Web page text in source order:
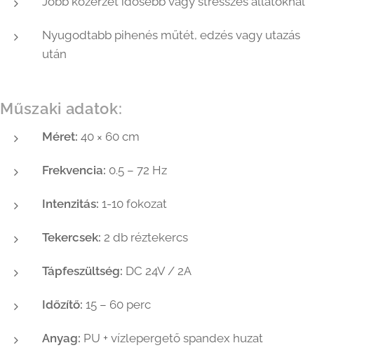
Nyugodtabb pihenés műtét, edzés vagy utazás
után
Műszaki adatok:
Méret: 40 × 60 cm
Frekvencia: 0.5 – 72 Hz
Intenzitás: 1-10 fokozat
Tekercsek: 2 db réztekercs
Tápfeszültség: DC 24V / 2A
Időzítő: 15 – 60 perc
Anyag: PU + vízlepergető spandex huzat